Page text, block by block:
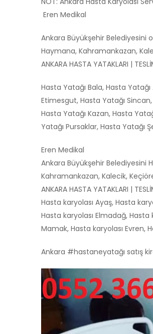
Eren Medikal
Ankara Büyükşehir Belediyesini
Haymana, Kahramankazan,
ANKARA HASTA YATAKLARI |
Hasta Yatağı Bala, Hasta
Etimesgut, Hasta Yatağı
Hasta Yatağı Kazan, Hasta
Yatağı Pursaklar, Hasta Yatağı
Eren Medikal
Ankara Büyükşehir Belediyesini
Kahramankazan, Kalecik,
ANKARA HASTA YATAKLARI |
Hasta karyolası Ayaş, Hasta
Hasta karyolası Elmadağ, Hasta
Mamak, Hasta karyolası Evren,
Ankara #hastaneyatağı satış